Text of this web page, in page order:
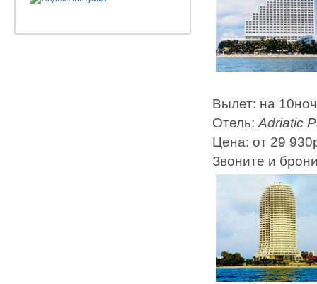
Вылет: на
Отель:Adriatic
Цена: от 29
Звоните и